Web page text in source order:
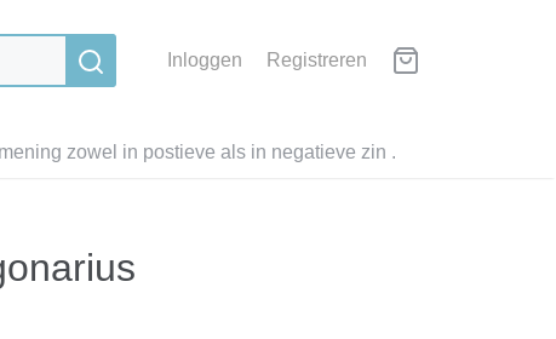
Inloggen Registreren
zowel in postieve als in negatieve zin .